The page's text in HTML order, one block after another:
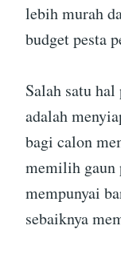
lebih murah
budget pesta
Salah satu
adalah
bagi calon
memilih gaun
mempunyai
sebaiknya